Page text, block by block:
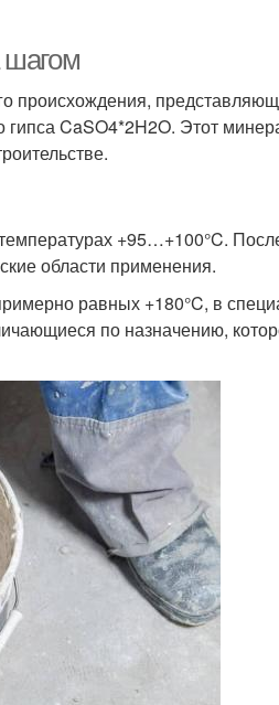
шагом
происхождения,
CaSO4*2H2O. Этот
+95…+100°C.
области применения.
равных +180°C, в
по назначению,